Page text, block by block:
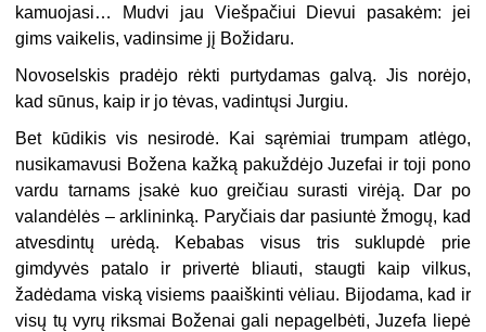
kamuojasi… Mudvi jau Viešpačiui Dievui pasakėm: jei
gims vaikelis, vadinsime jį Božidaru.
Novoselskis pradėjo rėkti purtydamas galvą. Jis norėjo,
kad sūnus, kaip ir jo tėvas, vadintųsi Jurgiu.
Bet kūdikis vis nesirodė. Kai sąrėmiai trumpam atlėgo,
nusikamavusi Božena kažką pakuždėjo Juzefai ir toji pono
vardu tarnams įsakė kuo greičiau surasti virėją. Dar po
valandėlės – arklininką. Paryčiais dar pasiuntė žmogų, kad
atvesdintų urėdą. Kebabas visus tris suklupdė prie
gimdyvės patalo ir privertė bliauti, staugti kaip vilkus,
žadėdama viską visiems paaiškinti vėliau. Bijodama, kad ir
visų tų vyrų riksmai Boženai gali nepagelbėti, Juzefa liepė